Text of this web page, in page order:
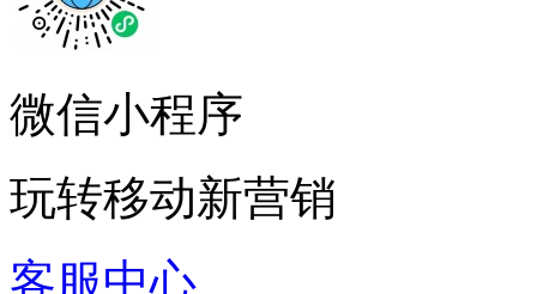
微信小程序
玩转移动新营销
客服中心